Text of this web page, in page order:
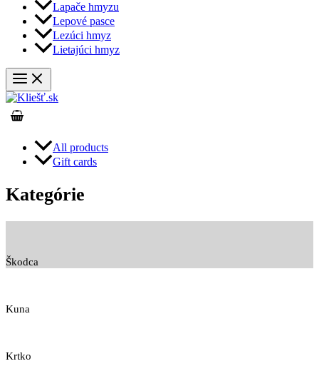
Lapače hmyzu
Lepové pasce
Lezúci hmyz
Lietajúci hmyz
All products
Gift cards
Kategórie
Škodca
Kuna
Krtko